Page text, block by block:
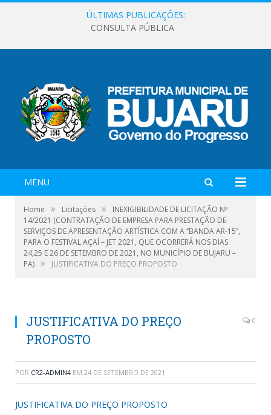
ÚLTIMAS PUBLICAÇÕES:
CONSULTA PÚBLICA
MENU
Home » Licitações »
INEXIGIBILIDADE DE LICITAÇÃO Nº
14/2021 (CONTRATAÇÃO DE EMPRESA PARA PRESTAÇÃO DE
SERVIÇOS DE APRESENTAÇÃO ARTÍSTICA COM A “BANDA AR-15”,
PARA O FESTIVAL AÇAÍ – JET 2021, QUE OCORRERÁ NOS DIAS
24,25 E 26 DE SETEMBRO DE 2021, NO MUNICÍPIO DE BUJARU –
PA) » JUSTIFICATIVA DO PREÇO PROPOSTO
JUSTIFICATIVA DO PREÇO
PROPOSTO
0
POR CR2-ADMIN4 EM 24 DE SETEMBRO DE 2021
JUSTIFICATIVA DO PREÇO PROPOSTO